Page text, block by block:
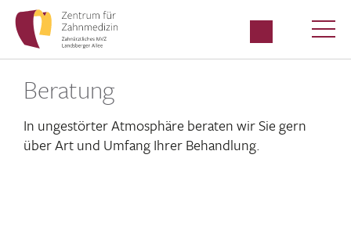
Beratung
In unge­störter Atmo­sphäre beraten wir Sie gern
über Art und Umfang Ihrer Behandlung.